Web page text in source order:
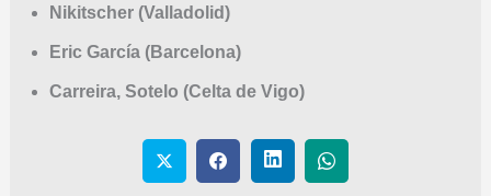
Nikitscher (Valladolid)
Eric García (Barcelona)
Carreira, Sotelo (Celta de Vigo)